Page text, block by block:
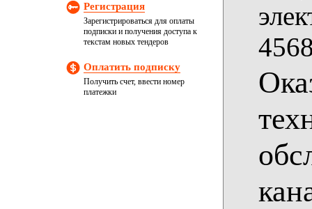
Регистрация
Зарегистрироваться для оплаты
подписки и получения доступа к
текстам новых тендеров
Оплатить подписку
Получить счет, ввести номер
платежки